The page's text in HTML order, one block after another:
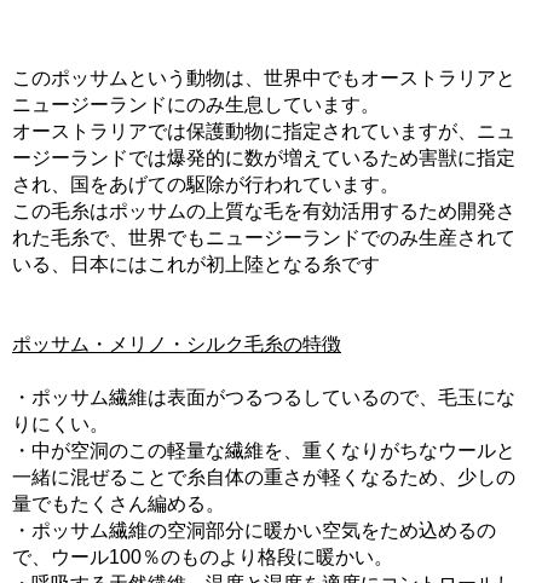
このポッサムという動物は、世界中でもオーストラリアと
ニュージーランドにのみ生息しています。
オーストラリアでは保護動物に指定されていますが、ニュ
ージーランドでは爆発的に数が増えているため害獣に指定
され、国をあげての駆除が行われています。
この毛糸はポッサムの上質な毛を有効活用するため開発さ
れた毛糸で、世界でもニュージーランドでのみ生産されて
いる、日本にはこれが初上陸となる糸です
ポッサム・メリノ・シルク毛糸の特徴
・ポッサム繊維は表面がつるつるしているので、毛玉にな
りにくい。
・中が空洞のこの軽量な繊維を、重くなりがちなウールと
一緒に混ぜることで糸自体の重さが軽くなるため、少しの
量でもたくさん編める。
・ポッサム繊維の空洞部分に暖かい空気をため込めるの
で、ウール100％のものより格段に暖かい。